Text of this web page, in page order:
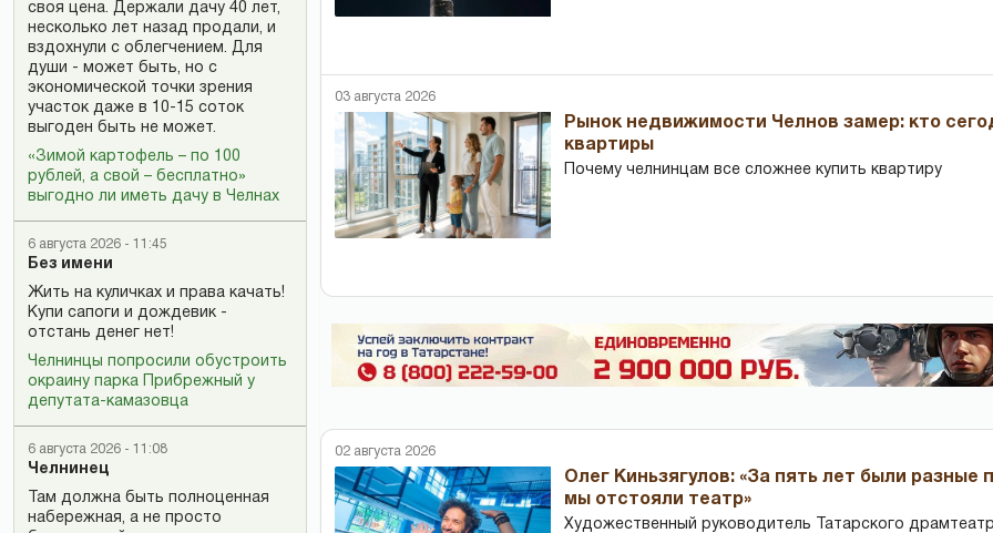
своя цена. Держали дачу 40 лет,
несколько лет назад продали, и
вздохнули с облегчением. Для
души - может быть, но с
экономической точки зрения
участок даже в 10-15 соток
выгоден быть не может.
«Зимой картофель – по 100
рублей, а свой – бесплатно»
выгодно ли иметь дачу в Челнах
6 августа 2026 - 11:45
Без имени
Жить на куличках и права качать!
Купи сапоги и дождевик -
отстань денег нет!
Челнинцы попросили обустроить
окраину парка Прибрежный у
депутата-камазовца
6 августа 2026 - 11:08
Челнинец
Там должна быть полноценная
набережная, а не просто
03 августа 2026
Рынок недвижимости Челнов замер: кто
квартиры
Почему челнинцам все сложнее купить квартиру
02 августа 2026
Олег Киньзягулов: «За пять лет были разные
мы отстояли театр»
Художественный руководитель Татарского